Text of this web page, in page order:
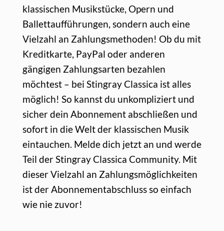
klassischen Musikstücke, Opern und
Ballettaufführungen, sondern auch eine
Vielzahl an Zahlungsmethoden! Ob du mit
Kreditkarte, PayPal oder anderen
gängigen Zahlungsarten bezahlen
möchtest – bei Stingray Classica ist alles
möglich! So kannst du unkompliziert und
sicher dein Abonnement abschließen und
sofort in die Welt der klassischen Musik
eintauchen. Melde dich jetzt an und werde
Teil der Stingray Classica Community. Mit
dieser Vielzahl an Zahlungsmöglichkeiten
ist der Abonnementabschluss so einfach
wie nie zuvor!